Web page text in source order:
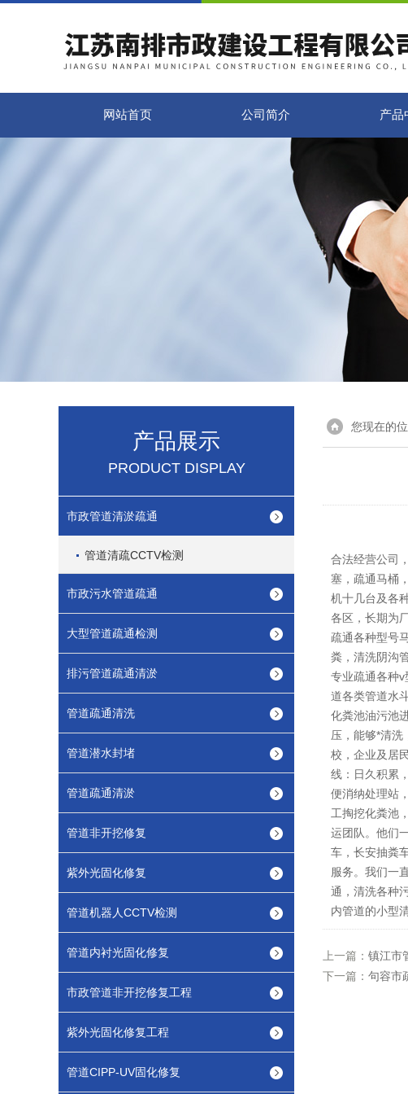
网站首页 公司简介 产品
产品展示
PRODUCT DISPLAY
市政管道清淤疏通
管道清疏CCTV检测
市政污水管道疏通
大型管道疏通检测
排污管道疏通清淤
管道疏通清洗
管道潜水封堵
管道疏通清淤
管道非开挖修复
紫外光固化修复
管道机器人CCTV检测
管道内衬光固化修复
市政管道非开挖修复工程
紫外光固化修复工程
管道CIPP-UV固化修复
您现在的位
合法经营公司
塞，疏通马桶
机十几台及各
各区，长期为
疏通各种型号
粪，清洗阴沟
专业疏通各种
道各类管道水
化粪池油污池
压，能够*清洗
校，企业及居
线：日久积累
便消纳处理站
工掏挖化粪池
运团队。他们
车，长安抽粪
服务。我们一
通，清洗各种
内管道的小型
上一篇： 镇江市
下一篇： 句容市